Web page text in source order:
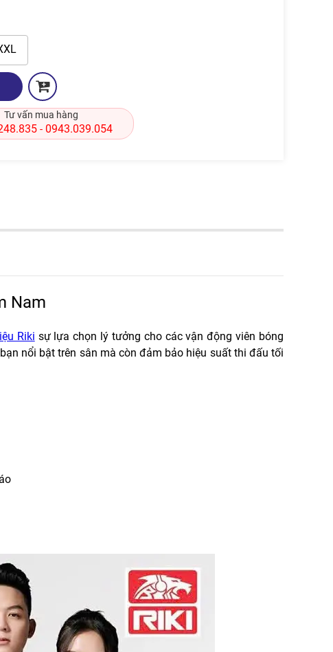
Tư vấn mua hàng
- 0943.039.054
Nam
Riki sự lựa chọn lý tưởng cho các vận động viên bóng
nổi bật trên sân mà còn đảm bảo hiệu suất thi đấu tối